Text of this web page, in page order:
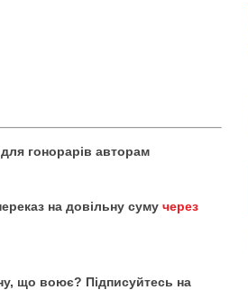
для гонорарів авторам
на довільну суму через
що воює? Підписуйтесь на